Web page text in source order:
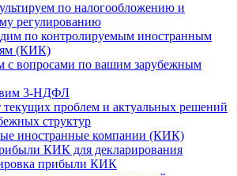
по налогообложению и
регулированию
по контролируемым иностранным
(КИК)
с вопросами по вашим зарубежным
3-НДФЛ
текущих проблем и актуальных решений
структур
иностранные компании (КИК)
КИК для декларирования
прибыли КИК